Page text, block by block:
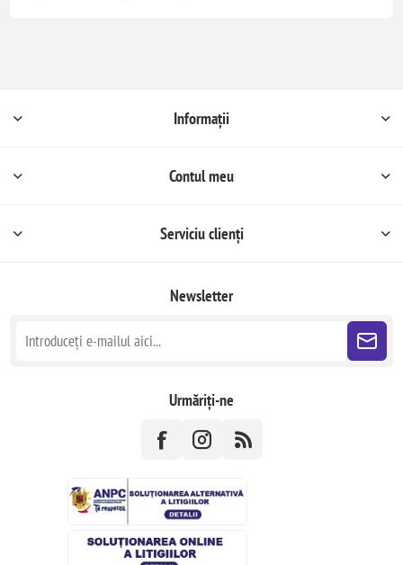
Informații
Contul meu
Serviciu clienți
Newsletter
Urmăriți-ne